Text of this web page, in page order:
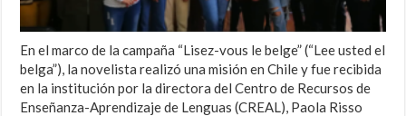
En el marco de la campaña “Lisez-vous le belge” (“Lee usted el
belga”), la novelista realizó una misión en Chile y fue recibida
en la institución por la directora del Centro de Recursos de
Enseñanza-Aprendizaje de Lenguas (CREAL), Paola Risso